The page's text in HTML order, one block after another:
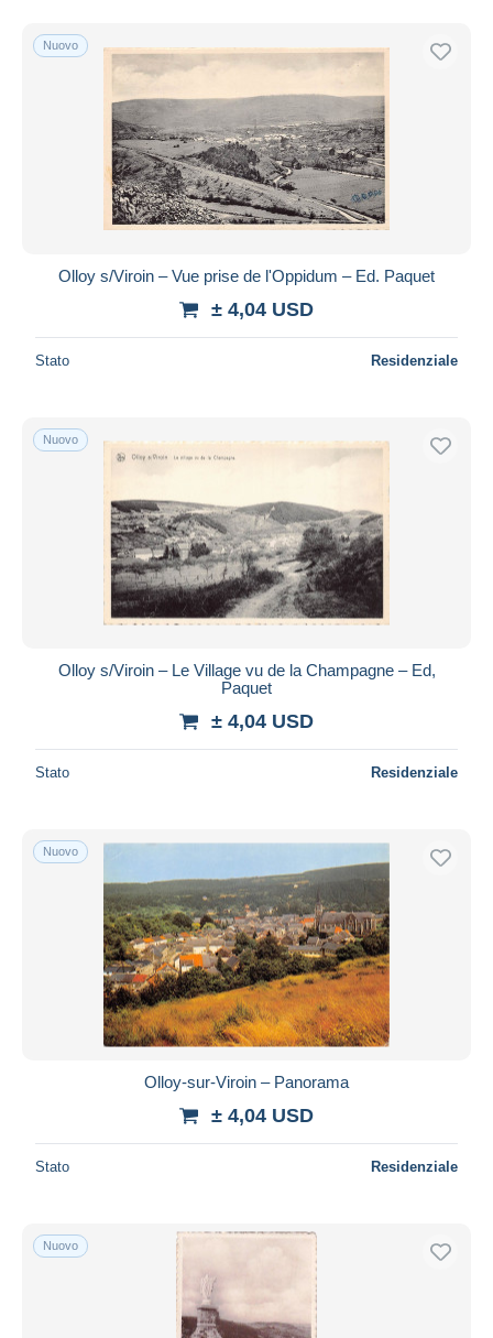
Nuovo
Olloy s/Viroin – Vue prise de l'Oppidum – Ed. Paquet
± 4,04 USD
Stato Residenziale
Nuovo
Olloy s/Viroin – Le Village vu de la Champagne – Ed,
Paquet
± 4,04 USD
Stato Residenziale
Nuovo
Olloy-sur-Viroin – Panorama
± 4,04 USD
Stato Residenziale
Nuovo